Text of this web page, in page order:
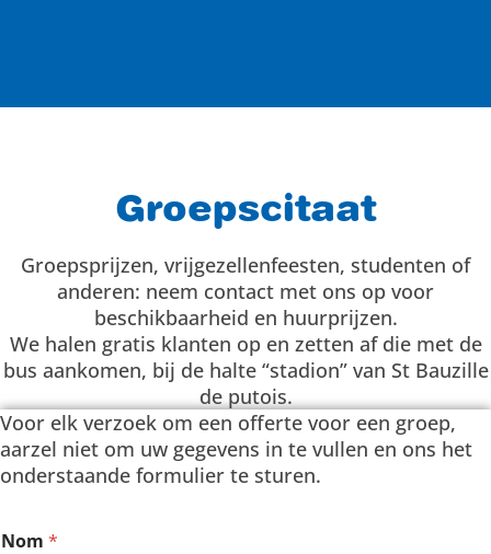
Groepscitaat
Groepsprijzen, vrijgezellenfeesten, studenten of
anderen: neem contact met ons op voor
beschikbaarheid en huurprijzen.
We halen gratis klanten op en zetten af die met de
bus aankomen, bij de halte “stadion” van St Bauzille
de putois.
Voor elk verzoek om een offerte voor een groep,
aarzel niet om uw gegevens in te vullen en ons het
onderstaande formulier te sturen.
Nom *